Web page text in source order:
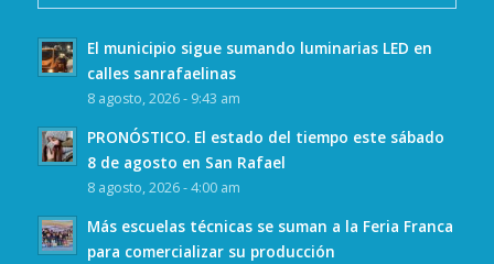
El municipio sigue sumando luminarias LED en
calles sanrafaelinas
8 agosto, 2026 - 9:43 am
PRONÓSTICO. El estado del tiempo este sábado
8 de agosto en San Rafael
8 agosto, 2026 - 4:00 am
Más escuelas técnicas se suman a la Feria Franca
para comercializar su producción